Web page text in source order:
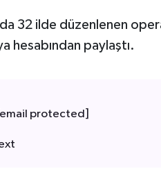
32 ilde düzenlenen
hesabından paylaştı.
[email protected]